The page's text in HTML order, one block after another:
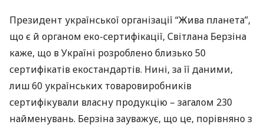
Президент української організації “Жива планета”,
що є й органом еко-сертифікації, Світлана Берзіна
каже, що в Україні розроблено близько 50
сертифікатів екостандартів. Нині, за її даними,
лиш 60 українських товаровиробників
сертифікували власну продукцію – загалом 230
найменувань. Берзіна зауважує, що це, порівняно з